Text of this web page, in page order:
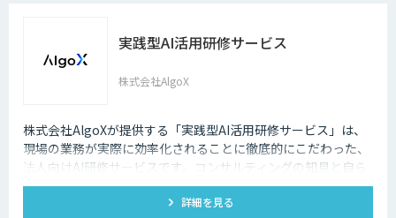
実践型AI活用研修サービス
株式会社AlgoX
株式会社AlgoXが提供する「実践型AI活用研修サービス」は、
現場の業務が実際に効率化されることに徹底的にこだわった、
法人向けAI研修サービスです。コンサルティングの知見と自ら
考え・実践する研修設計により、今日から実務で使えるスキ
ル・考え方を体得頂けます。詳細を見る